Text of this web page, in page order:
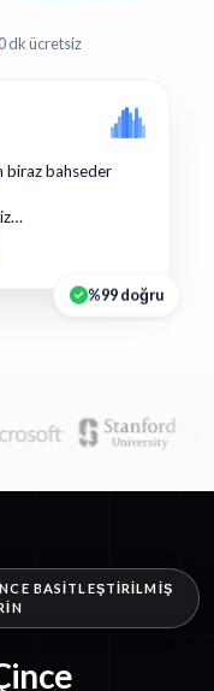
dk ücretsiz
biraz bahseder
%99 doğru
BASITLEŞTIRILMIŞ